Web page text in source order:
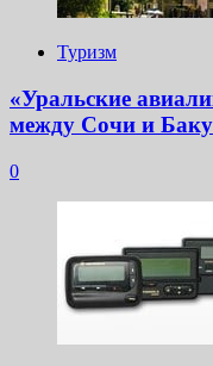
Туризм
«Уральские
между Сочи и Баку
0